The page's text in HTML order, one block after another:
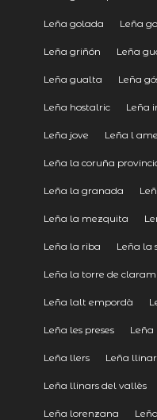
Leña golada Leña
Leña griñón Leña
Leña gualta Leña
Leña hostalric Leña
Leña jove Leña l
Leña la coruña
Leña la granada
Leña la mezquita
Leña la riba Leña la
Leña la torre de
Leña lalt empordà
Leña les preses
Leña llers Leña
Leña llinars del vallès
Leña lorenzana